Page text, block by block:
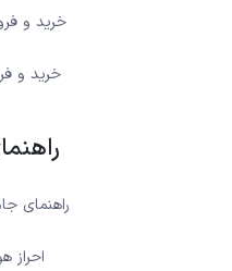
خرید و
خرید و
راهنمای
احراز